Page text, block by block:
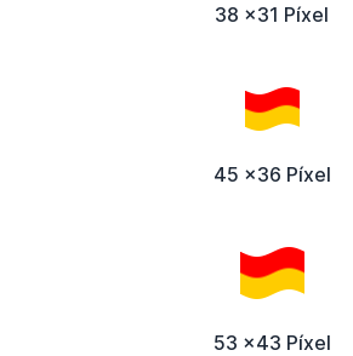
38 x31 Píxel
45 x36 Píxel
53 x43 Píxel